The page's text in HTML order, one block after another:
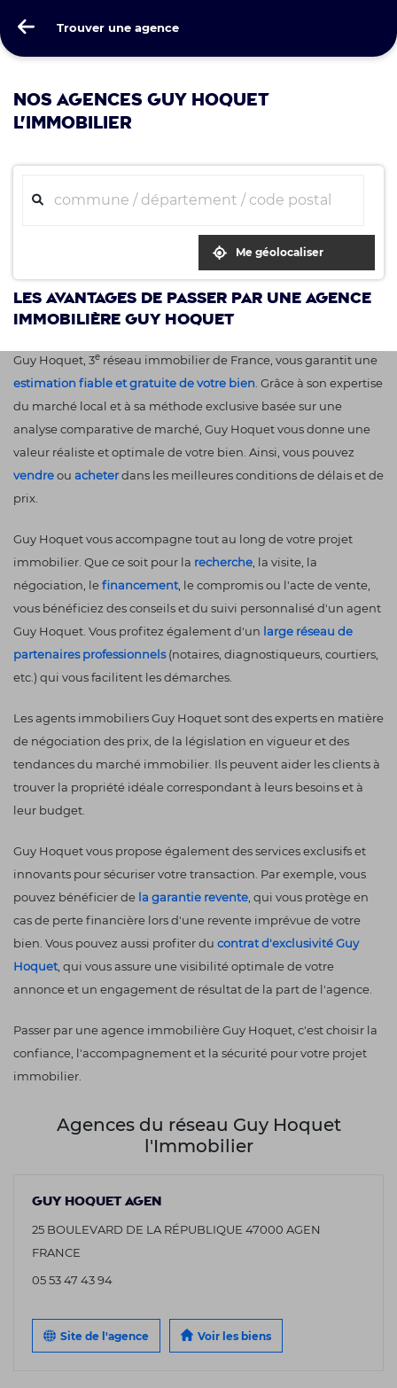
Trouver une agence
Guy Hoquet
NOS AGENCES GUY HOQUET
L'IMMOBILIER
Me géolocaliser
Les avantages de passer par une agence
immobilière Guy Hoquet
Guy Hoquet, 3e réseau immobilier de France, vous garantit une
estimation fiable et gratuite de votre bien . Grâce à son expertise
du marché local et à sa méthode exclusive basée sur une
analyse comparative de marché, Guy Hoquet vous donne une
valeur réaliste et optimale de votre bien. Ainsi, vous pouvez
vendreou acheterdans les meilleures conditions de délais et de
prix.
Guy Hoquet vous accompagne tout au long de votre projet
immobilier. Que ce soit pour la recherche , la visite, la
négociation, lefinancement , le compromis ou l'acte de vente,
vous bénéficiez des conseils et du suivi personnalisé d'un agent
Guy Hoquet. Vous profitez également d'un large réseau de
partenaires professionnels(notaires, diagnostiqueurs, courtiers,
etc.) qui vous facilitent les démarches.
Les agents immobiliers Guy Hoquet sont des experts en matière
de négociation des prix, de la législation en vigueur et des
tendances du marché immobilier. Ils peuvent aider les clients à
trouver la propriété idéale correspondant à leurs besoins et à
leur budget.
Guy Hoquet vous propose également des services exclusifs et
innovants pour sécuriser votre transaction. Par exemple, vous
pouvez bénéficier de la garantie revente , qui vous protège en
cas de perte financière lors d'une revente imprévue de votre
bien. Vous pouvez aussi profiter du contrat d'exclusivité Guy
Hoquet , qui vous assure une visibilité optimale de votre
annonce et un engagement de résultat de la part de l'agence.
Passer par une agence immobilière Guy Hoquet, c'est choisir la
confiance, l'accompagnement et la sécurité pour votre projet
immobilier.
Agences du réseau Guy Hoquet
l'Immobilier
GUY HOQUET AGEN
25 BOULEVARD DE LA RÉPUBLIQUE 47000 AGEN
FRANCE
05 53 47 43 94
Site de l'agence Voir les biens